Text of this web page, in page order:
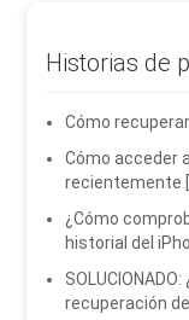
Historias de
Cómo
Cómo acceder
recientemente
¿Cómo
historial del
recuperación